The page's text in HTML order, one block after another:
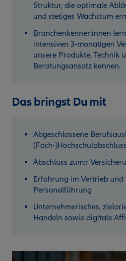
Struktur, die optimale
und stetiges Wachstum
Branchenkenner:innen
intensiven 3-monatigen
unsere Produkte, Technik
Beratungsansatz kennen.
Das bringst Du mit
Abgeschlossene
(Fach-)Hochschulabschluss
Abschluss zum:r
Erfahrung im Vertrieb und
Personalführung
Unternehmerisches,
Handeln sowie digitale